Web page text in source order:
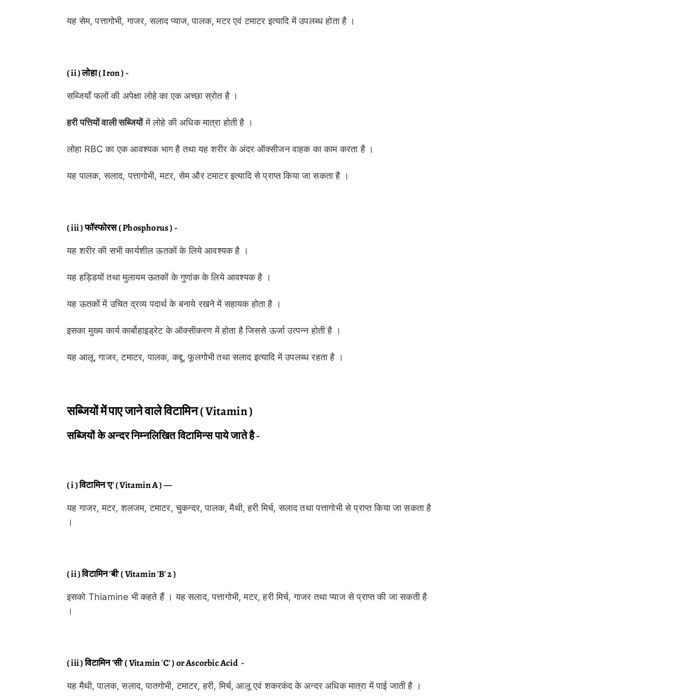
यह सेम, पत्तागोभी, गाजर, सलाद प्याज, पालक, मटर एवं टमाटर इत्यादि में उपलब्ध होता है ।
( ii ) लोहा ( Iron ) -
सब्जियाँ फलों की अपेक्षा लोहे का एक अच्छा स्रोत है ।
हरी पत्तियों वाली सब्जियोंमें लोहे की अधिक मात्रा होती है ।
लोहा RBC का एक आवश्यक भाग है तथा यह शरीर के अंदर ऑक्सीजन वाहक का काम करता है ।
यह पालक, सलाद, पत्तागोभी, मटर, सेम और टमाटर इत्यादि से प्राप्त किया जा सकता है ।
( iii ) फॉस्फोरस ( Phosphorus ) -
यह शरीर की सभी कार्यशील ऊतकों के लिये आवश्यक है ।
यह हड्डियों तथा मुलायम ऊतकों के गुणांक के लिये आवश्यक है ।
यह ऊतकों में उचित द्रव्य पदार्थ के बनाये रखने में सहायक होता है ।
इसका मुख्य कार्य कार्बोहाइड्रेट के ऑक्सीकरण में होता है जिससे ऊर्जा उत्पन्न होती है ।
यह आलू, गाजर, टमाटर, पालक, कद्दू, फूलगोभी तथा सलाद इत्यादि में उपलब्ध रहता है ।
सब्जियों में पाए जाने वाले विटामिन ( Vitamin )
सब्जियों के अन्दर निम्नलिखित विटामिन्स पाये जाते है -
( i ) विटामिन 'ए' ( Vitamin A ) —
यह गाजर, मटर, शलजम, टमाटर, चुकन्दर, पालक, मैथी, हरी मिर्च, सलाद तथा पत्तागोभी से प्राप्त किया जा सकता है
।
( ii ) विटामिन 'बी' ( Vitamin 'B' 2 )
इसको Thiamine भी कहते हैं । यह सलाद, पत्तागोभी, मटर, हरी मिर्च, गाजर तथा प्याज से प्राप्त की जा सकती है
।
( iii ) विटामिन 'सी' ( Vitamin 'C' ) or Ascorbic Acid -
यह मैथी, पालक, सलाद, पातगोभी, टमाटर, हरी, मिर्च, आलू एवं शकरकंद के अन्दर अधिक मात्रा में पाई जाती है ।